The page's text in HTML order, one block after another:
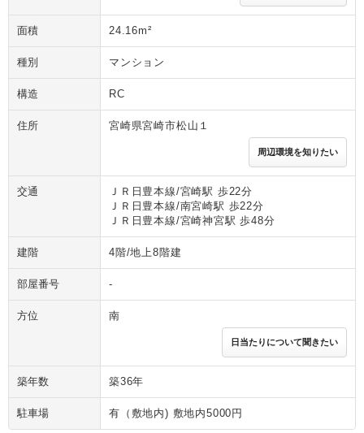
面積 24.16m²
種別 マンション
構造 RC
住所 宮崎県宮崎市松山１
周辺環境を知りたい
交通
ＪＲ日豊本線/宮崎駅 歩22分
ＪＲ日豊本線/南宮崎駅 歩22分
ＪＲ日豊本線/宮崎神宮駅 歩48分
建階 4階/地上8階建
部屋番号 -
方位 南
日当たりについて聞きたい
築年数 築36年
駐車場 有（敷地内) 敷地内5000円